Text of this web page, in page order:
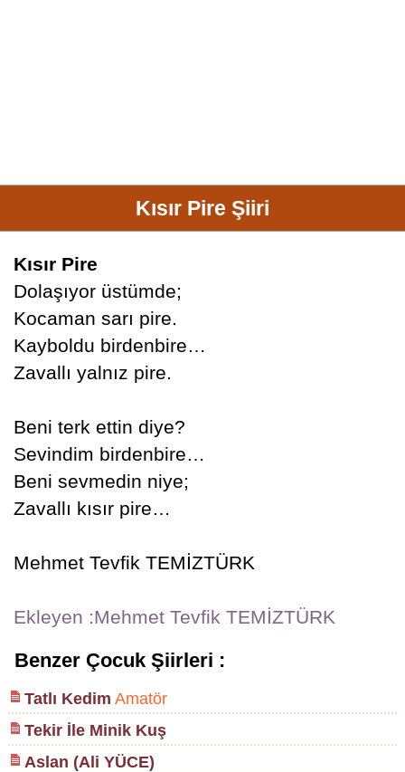
Kısır Pire Şiiri
Kısır Pire
Dolaşıyor üstümde;
Kocaman sarı pire.
Kayboldu birdenbire…
Zavallı yalnız pire.
Beni terk ettin diye?
Sevindim birdenbire…
Beni sevmedin niye;
Zavallı kısır pire…
Mehmet Tevfik TEMİZTÜRK
Ekleyen :Mehmet Tevfik TEMİZTÜRK
Benzer Çocuk Şiirleri :
Tatlı Kedim Amatör
Tekir İle Minik Kuş
Aslan (Ali YÜCE)